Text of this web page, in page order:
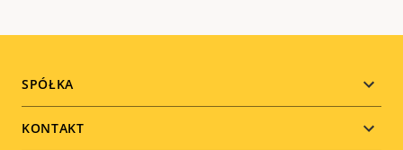
Footer
menu
SPÓŁKA
KONTAKT